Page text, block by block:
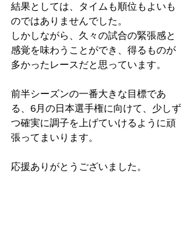
結果としては、タイムも順位もよいも
のではありませんでした。
しかしながら、久々の試合の緊張感と
感覚を味わうことができ、得るものが
多かったレースだと思っています。
前半シーズンの一番大きな目標であ
る、6月の日本選手権に向けて、少しず
つ確実に調子を上げていけるように頑
張ってまいります。
応援ありがとうございました。